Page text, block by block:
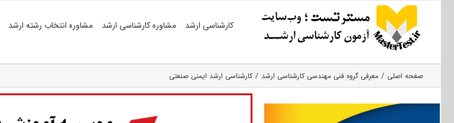
کارشناسی ارشد مشاوره کارشناسی ارشد مشاوره انتخاب رشته ارشد
صفحه اصلی معرفی گروه فنی مهندسی کارشناسی ارشد کارشناسی ارشد ایمنی صنعتی